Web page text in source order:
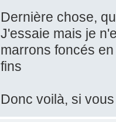
Dernière chose,
J'essaie mais je
marrons foncés
fins
Donc voilà, si